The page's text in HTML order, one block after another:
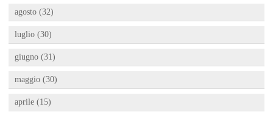
agosto (32)
luglio (30)
giugno (31)
maggio (30)
aprile (15)